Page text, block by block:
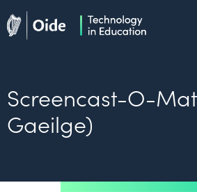
Skip to main content
Screencast-O-
Gaeilge)